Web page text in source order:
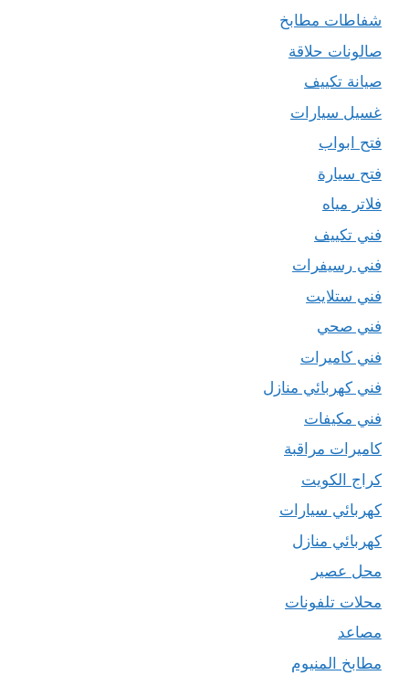
شفاطات مطابخ
صالونات حلاقة
صيانة تكييف
غسيل سيارات
فتح ابواب
فتح سيارة
فلاتر مياه
فني تكييف
فني رسيفرات
فني ستلايت
فني صحي
فني كاميرات
فني كهربائي منازل
فني مكيفات
كاميرات مراقبة
كراج الكويت
كهربائي سيارات
كهربائي منازل
محل عصير
محلات تلفونات
مصاعد
مطابخ المنيوم